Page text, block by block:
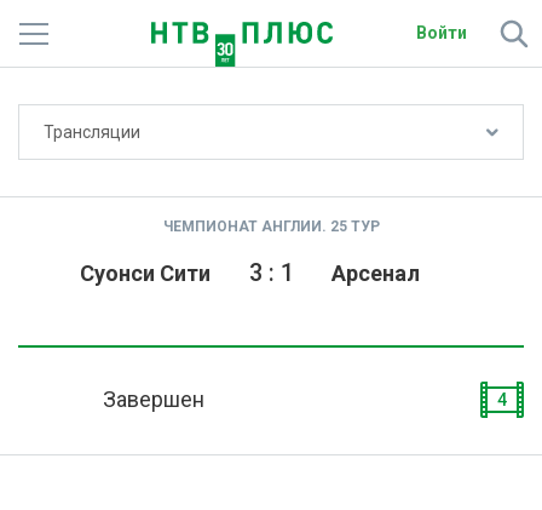
Войти
Трансляции
ЧЕМПИОНАТ АНГЛИИ. 25 ТУР
Суонси Сити Арсенал
3 : 1
Завершен 4